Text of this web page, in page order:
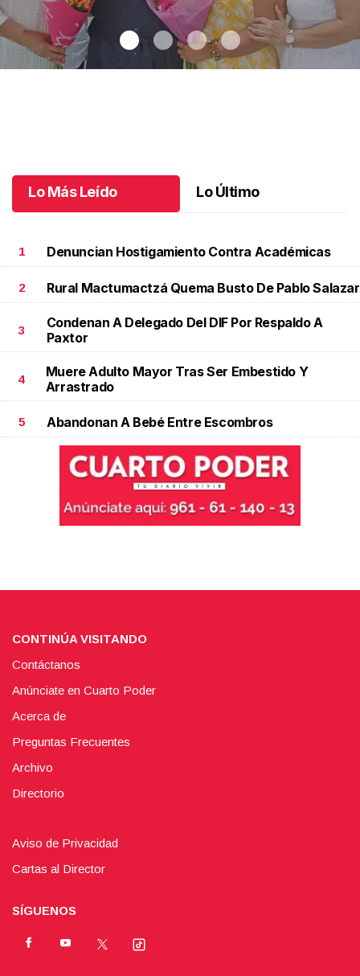
Lo Más Leído Lo Último
1 Denuncian Hostigamiento Contra Académicas
2 Rural Mactumactzá Quema Busto De Pablo Salazar
3
Condenan A Delegado Del DIF Por Respaldo A
Paxtor
4
Muere Adulto Mayor Tras Ser Embestido Y
Arrastrado
5 Abandonan A Bebé Entre Escombros
CONTINÚA VISITANDO
Contáctanos
Anúnciate en Cuarto Poder
Acerca de
Preguntas Frecuentes
Archivo
Directorio
Aviso de Privacidad
Cartas al Director
SÍGUENOS